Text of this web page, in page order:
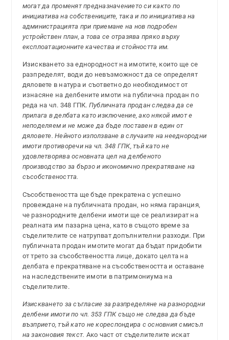
могат да променят предназначението си както по
инициатива на собствениците, така и по инициатива на
администрацията при приемане на нов подробен
устройствен план, а това се отразява пряко върху
експлоатационните качества и стойността им.
Изискването за еднородност на имотите, които ще се
разпределят, води до невъзможност да се определят
дяловете в натура и съответно до необходимост от
изнасяне на делбените имоти на публична продан по
реда на чл. 348 ГПК. Публичната продан следва да се
прилага в делбата като изключение, ако някой имот е
неподеляем и не може да бъде поставен в един от
дяловете. Нейното използване в случаите на нееднородни
имоти противоречи на чл. 348 ГПК, тъй като не
удовлетворява основната цел на делбеното
производство за бързо и икономично прекратяване на
съсобствеността.
Съсобствеността ще бъде прекратена с успешно
провеждане на публичната продан, но няма гаранция,
че разнородните делбени имоти ще се реализират на
реалната им пазарна цена, като в същото време за
съделителите се натрупват допълнителни разходи. При
публичната продан имотите могат да бъдат придобити
от трето за съсобствеността лице, докато целта на
делбата е прекратяване на съсобствеността и оставане
на наследствените имоти в патримониума на
съделителите.
Изискването за съгласие за разпределяне на разнородни
делбени имоти по чл. 353 ГПК също не следва да бъде
възприето, тъй като не кореспондира с основния смисъл
на законовия текст. Ако част от съделителите искат